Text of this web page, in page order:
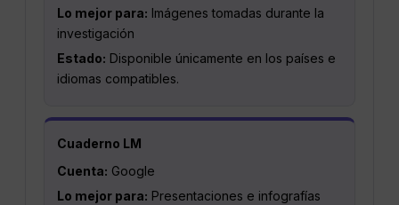
Lo mejor para: Imágenes tomadas durante la
investigación
Estado: Disponible únicamente en los países e
idiomas compatibles.
Cuaderno LM
Cuenta: Google
Lo mejor para: Presentaciones e infografías